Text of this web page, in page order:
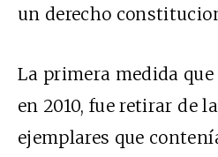
un derecho
La primera medida
en 2010, fue retirar de
ejemplares que